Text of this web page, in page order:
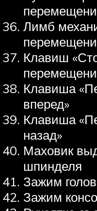
Лимб
Клавиш
Клавиша
вперед»
Клавиша
назад»
Маховик
шпинделя
Зажим
Зажим